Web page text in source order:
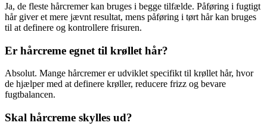
Ja, de fleste hårcremer kan bruges i begge tilfælde. Påføring i fugtigt
hår giver et mere jævnt resultat, mens påføring i tørt hår kan bruges
til at definere og kontrollere frisuren.
Er hårcreme egnet til krøllet hår?
Absolut. Mange hårcremer er udviklet specifikt til krøllet hår, hvor
de hjælper med at definere krøller, reducere frizz og bevare
fugtbalancen.
Skal hårcreme skylles ud?